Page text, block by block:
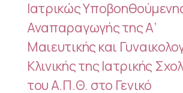
Ιατρικώς
Αναπαραγωγής της Α’
Μαιευτικής και
Κλινικής της Ιατρικής
του Α.Π.Θ. στο Γενικό